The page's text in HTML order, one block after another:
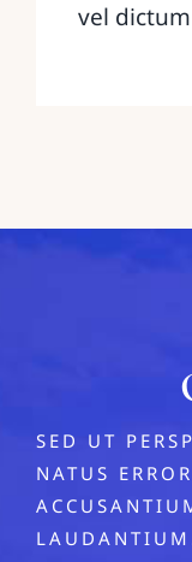
vel
SED UT
NATUS